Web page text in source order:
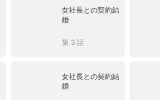
女社長との契約結
婚
第 3 話
女社長との契約結
婚